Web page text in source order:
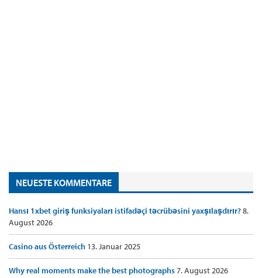
NEUESTE KOMMENTARE
Hansı 1xbet giriş funksiyaları istifadəçi təcrübəsini yaxşılaşdırır?8.
August 2026
Casino aus Österreich 13. Januar 2025
Why real moments make the best photographs7. August 2026